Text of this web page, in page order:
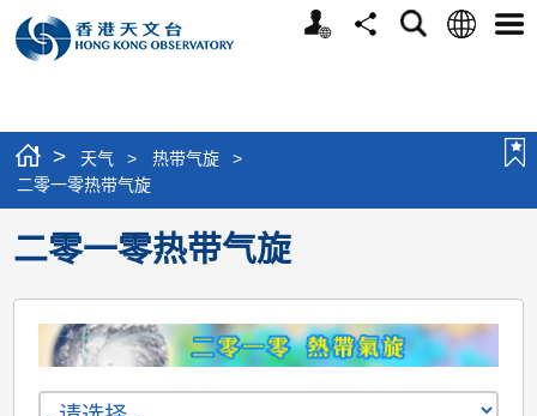
个
分
搜
语
选
> 天气 > 热带气旋
>
二零一零热带气旋
二零一零热带气旋